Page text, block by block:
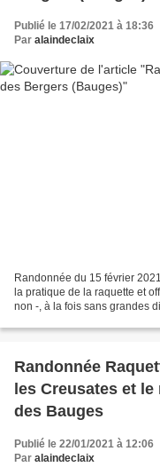
Publié le 17/02/2021 à 18:36
Par alaindeclaix
Randonnée du 15 février
la pratique de la raquette et
non -, à la fois sans grandes
Randonnée
les Creusates et
des Bauges
Publié le 22/01/2021 à 12:06
Par alaindeclaix